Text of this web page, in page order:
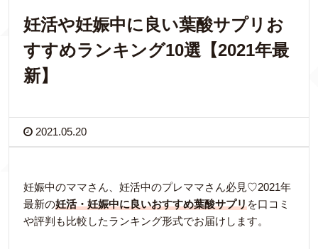
妊活や妊娠中に良い葉酸サプリお
すすめランキング10選【2021年最
新】
2021.05.20
妊娠中のママさん、妊活中のプレママさん必見♡2021年
最新の妊活・妊娠中に良いおすすめ葉酸サプリを口コミ
や評判も比較したランキング形式でお届けします。